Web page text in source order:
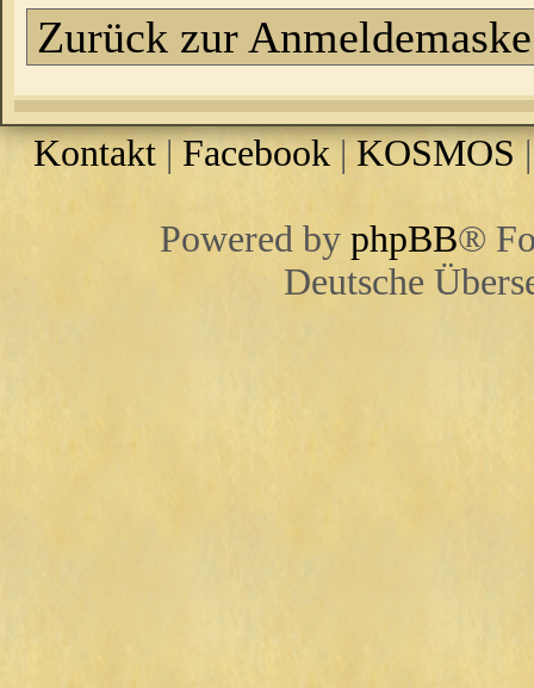
Zurück zur Anmeldemaske
Kontakt|Facebook|KOSMOS
Powered by phpBB®
Deutsche